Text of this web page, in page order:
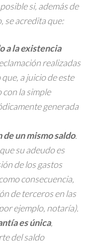
si, además de
se acredita que:
a la existencia
realizadas
a juicio de este
la simple
generada
de un mismo saldo.
su adeudo es
de los gastos
consecuencia,
de terceros en las
ejemplo, notaría).
es única,
del saldo